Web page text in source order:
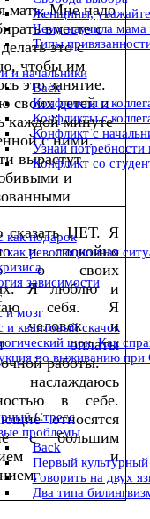
Женщины,
Чему научила
Типы
и начальники
Back
Конфликты с
Конфликты с
Конфликт с
Узнай потребности
Конфликт со
как подарок
как революционная
зависимости
и мозг
и квантовый скачок
шок. Как
по выживанию при
Стресс
проблемы
Back
Первый
Говорить на двух
Два типа
мать. Мне надо
вместе с
это с
чтобы им
это занятие.
своих детей и
каждой минуте
с ними.
вырастут
и
НЕТ. Я
и спокойно
о своих
Я люблю и
себя. Я
человек и
оплаты
работы.
в себе.
относятся
с большим
и